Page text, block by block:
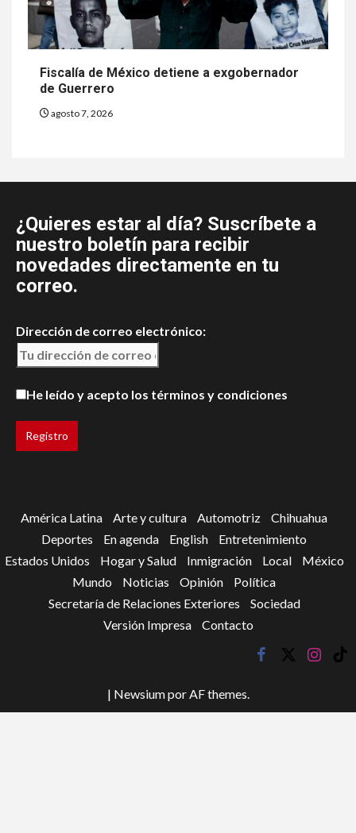
Fiscalía de México detiene a exgobernador
de Guerrero
agosto 7, 2026
¿Quieres estar al día? Suscríbete a
nuestro boletín para recibir
novedades directamente en tu
correo.
Dirección de correo electrónico:
He leído y acepto los términos y condiciones
América Latina Arte y cultura Automotriz
Chihuahua
Deportes
En agenda English
Entretenimiento
Estados Unidos
Hogar y Salud Inmigración Local
México
Mundo
Noticias Opinión
Política
Secretaría de Relaciones Exteriores
Sociedad
Versión Impresa
Contacto
facebook
twitter
tik
| Newsiumpor AF themes.